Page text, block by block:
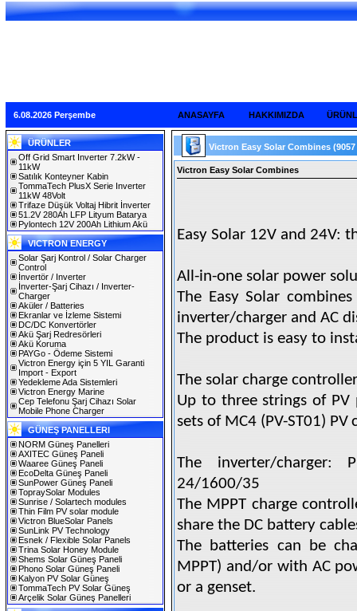
6.08.2026 Perşembe ANASAYFA HAKKIMIZDA
ÜRÜNLER
Off Grid Smart Inverter 7.2kW -
11kW
Satılık Konteyner Kabin
TommaTech PlusX Serie Inverter
11kW 48Volt
Trifaze Düşük Voltaj Hibrit İnverter
51.2V 280Ah LFP Lityum Batarya
Pylontech 12V 200Ah Lithium Akü
VICTRON ENERGY
Solar Şarj Kontrol / Solar Charger
Control
İnvertör / Inverter
İnverter-Şarj Cihazı / Inverter-
Charger
Aküler / Batteries
Ekranlar ve İzleme Sistemi
DC/DC Konvertörler
Akü Şarj Redresörleri
Akü Koruma
PAYGo - Ödeme Sistemi
Victron Energy için 5 YIL Garanti
Import - Export
Yedekleme Ada Sistemleri
Victron Energy Marine
Cep Telefonu Şarj Cihazı Solar
Mobile Phone Charger
GÜNEŞ PANELLERI
NORM Güneş Panelleri
AXITEC Güneş Paneli
Waaree Güneş Paneli
EcoDelta Güneş Paneli
SunPower Güneş Paneli
TopraySolar Modules
Sunrise / Solartech modules
Thin Film PV solar module
Victron BlueSolar Panels
SunLink PV Technology
Esnek / Flexible Solar Panels
Trina Solar Honey Module
Shems Solar Güneş Paneli
Phono Solar Güneş Paneli
Kalyon PV Solar Güneş
TommaTech PV Solar Güneş
Arçelik Solar Güneş Panelleri
Victron Easy Solar Combines
Victron Easy Solar Combines
Easy Solar 12V and 24V:
All-in-one solar power
The Easy Solar
inverter/charger and AC
The product is easy to
The solar charge
Up to three strings of
sets of MC4 (PV-ST01) PV
The inverter/charger:
24/1600/35
The MPPT charge
share the DC battery
The batteries can be
MPPT) and/or with AC
or a genset.